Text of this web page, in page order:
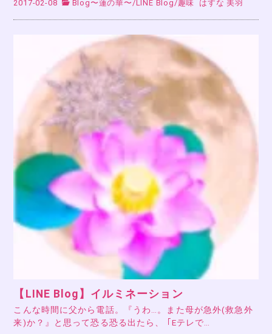
2017-02-08 Blog〜蓮の華〜 / LINE Blog /趣味 はすな 美羽
【LINE Blog】イルミネーション
こんな時間に父から電話。『うわ…。また母が急外(救急外
来)か？』と思って恐る恐る出たら、 ｢Eテレで…